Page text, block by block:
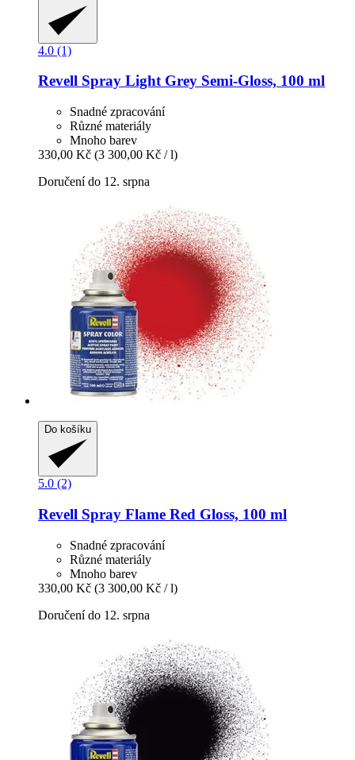
4.0 (1)
Revell Spray Light Grey Semi-​Gloss, 100 ml
Snadné zpracování
Různé materiály
Mnoho barev
330,00 Kč (3 300,00 Kč / l)
Doručení do 12. srpna
Do košíku
5.0 (2)
Revell Spray Flame Red Gloss, 100 ml
Snadné zpracování
Různé materiály
Mnoho barev
330,00 Kč (3 300,00 Kč / l)
Doručení do 12. srpna